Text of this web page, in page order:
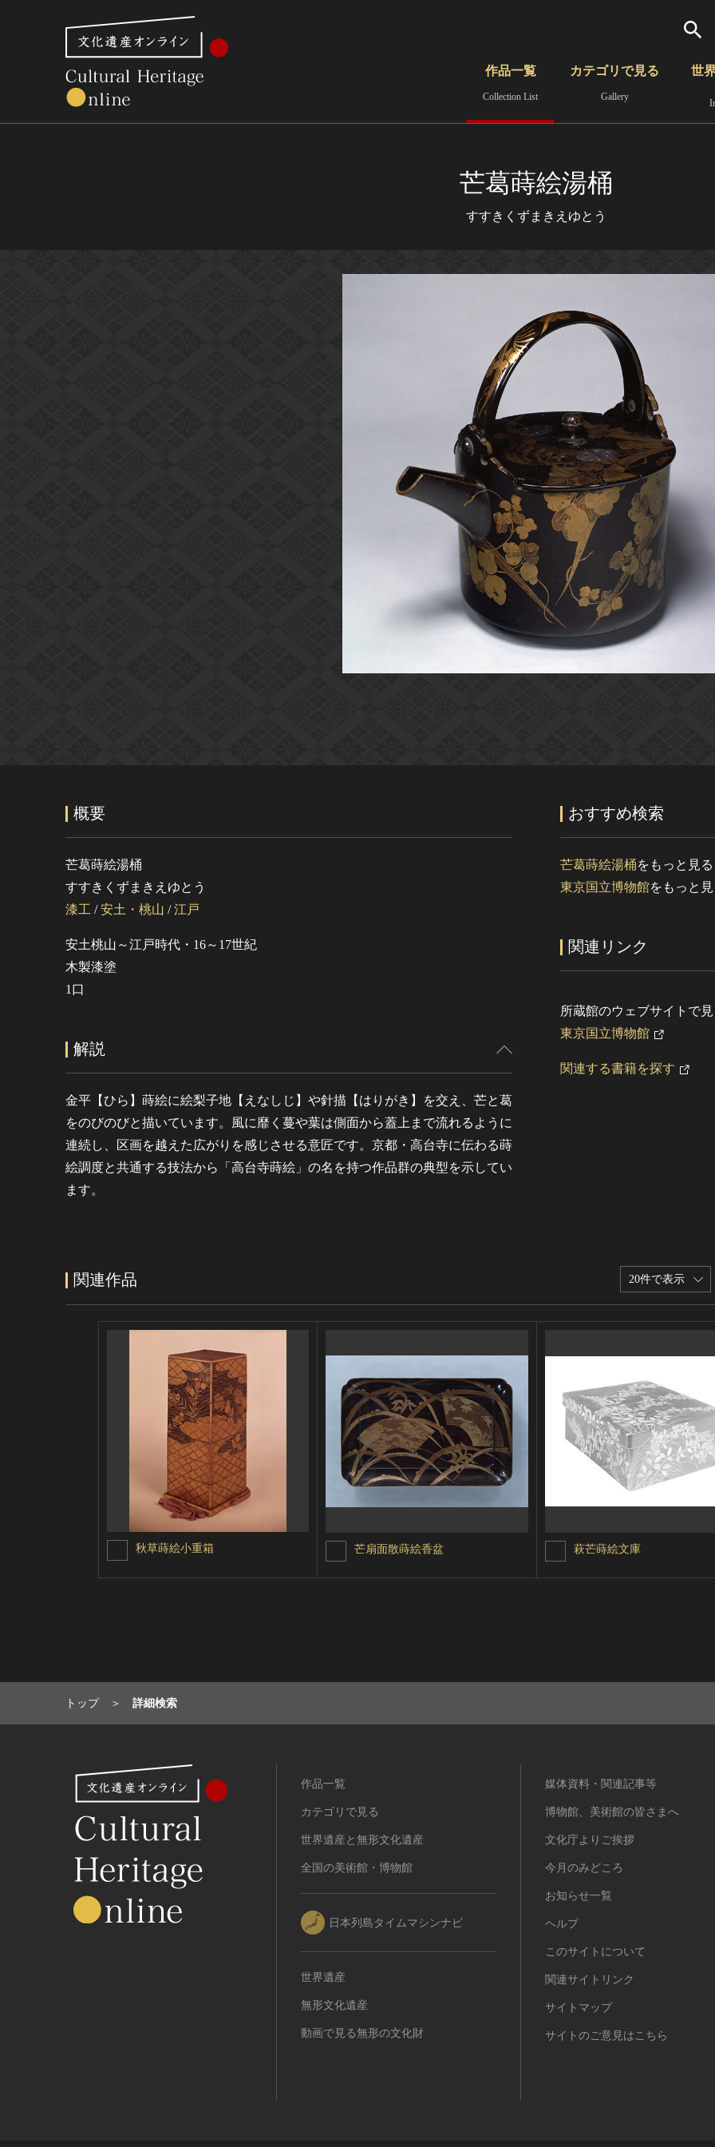
さらに詳細検索
作品一覧
Collection List
カテゴリで見る
Gallery
世
芒葛蒔絵湯桶
すすきくずまきえゆとう
概要
芒葛蒔絵湯桶
すすきくずまきえゆとう
漆工 /安土・桃山 /江戸
安土桃山～江戸時代・16～17世紀
木製漆塗
1口
解説
金平【ひら】蒔絵に絵梨子地【えなしじ】や針描【はりがき】を交え、芒と葛
をのびのびと描いています。風に靡く蔓や葉は側面から蓋上まで流れるように
連続し、区画を越えた広がりを感じさせる意匠です。京都・高台寺に伝わる蒔
絵調度と共通する技法から「高台寺蒔絵」の名を持つ作品群の典型を示してい
ます。
おすすめ検索
芒葛蒔絵湯桶をもっと見る
東京国立博物館をもっと
関連リンク
所蔵館のウェブサイトで
東京国立博物館
関連する書籍を探す
関連作品 20件で表示
秋草蒔絵小重箱 芒扇面散蒔絵香盆 萩芒蒔絵文庫
トップ 詳細検索
作品一覧
カテゴリで見る
世界遺産と無形文化遺産
全国の美術館・博物館
日本列島タイムマシンナビ
世界遺産
無形文化遺産
動画で見る無形の文化財
媒体資料・関連記事等
博物館、美術館の皆さまへ
文化庁よりご挨拶
今月のみどころ
お知らせ一覧
ヘルプ
このサイトについて
関連サイトリンク
サイトマップ
サイトのご意見はこちら